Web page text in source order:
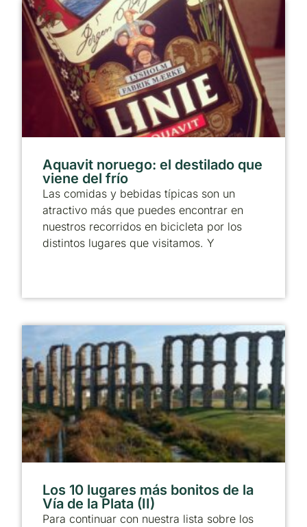
Aquavit noruego: el destilado que
viene del frío
Las comidas y bebidas típicas son un
atractivo más que puedes encontrar en
nuestros recorridos en bicicleta por los
distintos lugares que visitamos. Y
Los 10 lugares más bonitos de la
Vía de la Plata (II)
Para continuar con nuestra lista sobre los